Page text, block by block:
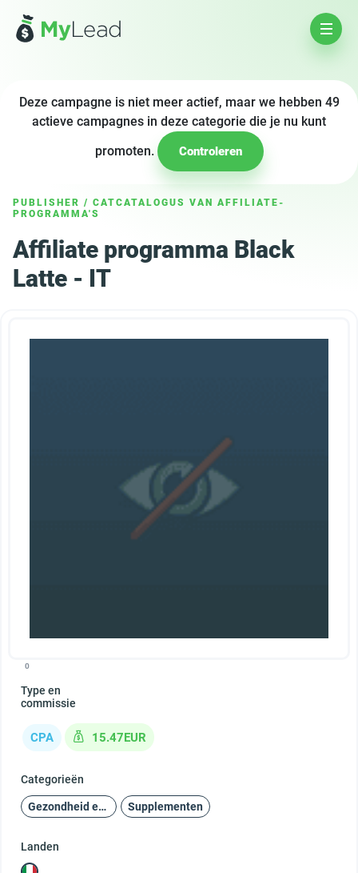
Deze campagne is niet meer actief, maar we hebben 49
actieve campagnes in deze categorie die je nu kunt
promoten.
Controleren
PUBLISHER / CATCATALOGUS VAN AFFILIATE-
PROGRAMMA'S
Affiliate programma Black
Latte - IT
0
Type en
commissie
CPA 15.47EUR
Categorieën
Gezondheid en schoonheid Supplementen
Landen